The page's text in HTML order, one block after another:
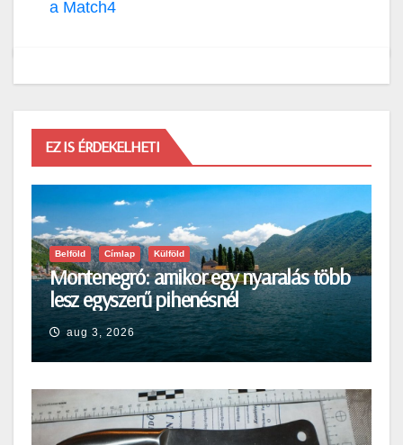
a Match4
EZ IS ÉRDEKELHETI
Belföld Címlap Külföld
Montenegró: amikor egy nyaralás több
lesz egyszerű pihenésnél
aug 3, 2026